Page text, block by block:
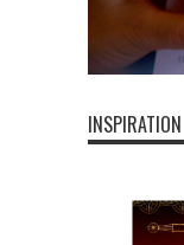
INSPIRATION